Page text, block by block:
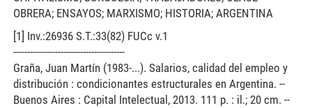
OBRERA; ENSAYOS; MARXISMO; HISTORIA; ARGENTINA
[1] Inv.:26936 S.T.:33(82) FUCc v.1
----------------------------------------
Graña, Juan Martín (1983-...). Salarios, calidad del empleo y
distribución : condicionantes estructurales en Argentina. --
Buenos Aires : Capital Intelectual, 2013. 111 p. : il.; 20 cm. --